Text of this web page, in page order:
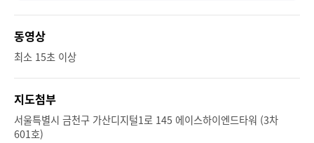
동영상
최소 15초 이상
지도첨부
서울특별시 금천구 가산디지털1로 145 에이스하이엔드타워 (3차
601호)